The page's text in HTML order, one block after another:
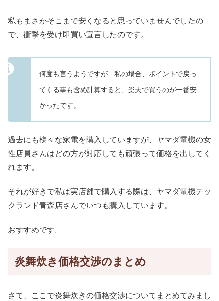
私もまさかそこまで安くなると思っていませんでしたの
で、衝撃を受け即買い宣言したのです。
何度も言うようですが、私の場合、ポイントで戻っ
てくる事も含め計算すると、楽天で買うのが一番安
かったです。
過去にも様々な家電を購入していますが、ヤマダ電機の女
性店員さんはどの方が対応しても頑張って価格を出してく
れます。
それが好きで私は実店舗で購入する際は、ヤマダ電機テッ
クランド青森店さんでいつも購入しています。
おすすめです。
炎舞炊き価格交渉のまとめ
さて、ここで炎舞炊きの価格交渉についてまとめてみまし